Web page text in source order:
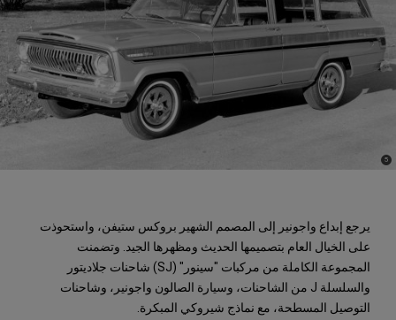
يرجع إبداع واجونير إلى المصمم الشهير بروكس ستيفن، واستحوذت
على الخيال العام بتصميمها الحديث ومظهرها الجيد. وتضمنت
المجموعة الكاملة من مركبات "سينور" (SJ) شاحنات جلاديتور
والسلسلة J من الشاحنات، وسيارة الصالون واجونير، وشاحنات
التوصيل المسطحة، مع نماذج شيروكي المبكرة.
(
Disclosure
5
)